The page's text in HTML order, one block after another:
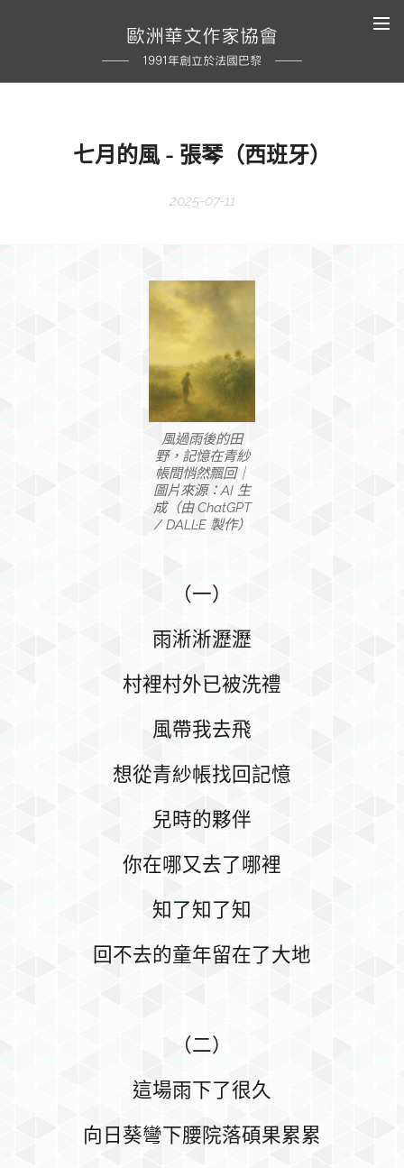
歐洲華文作家協會
1991年創立於法國巴黎
七月的風 - 張琴（西班牙）
2025-07-11
風過雨後的田
野，記憶在青紗
帳間悄然飄回｜
圖片來源：AI 生
成（由 ChatGPT
/ DALL·E 製作）
（一）
雨淅淅瀝瀝
村裡村外已被洗禮
風帶我去飛
想從青紗帳找回記憶
兒時的夥伴
你在哪又去了哪裡
知了知了知
回不去的童年留在了大地
（二）
這場雨下了很久
向日葵彎下腰院落碩果累累